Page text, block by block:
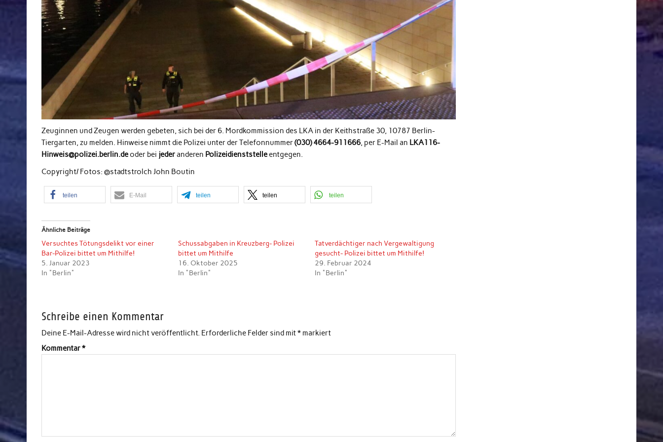
Zeuginnen und Zeugen werden gebeten, sich bei der 6. Mordkommission des LKA in der Keithstraße 30, 10787 Berlin-
Tiergarten, zu melden. Hinweise nimmt die Polizei unter der Telefonnummer(030) 4664-911666, per E-Mail an LKA116-
Hinweis@polizei.berlin.deoder bei jederanderen Polizeidienststelleentgegen.
Copyright/ Fotos: @stadtstrolch John Boutin
teilen E-Mail teilen teilen teilen
Ähnliche Beiträge
Versuchtes Tötungsdelikt vor einer
Bar-Polizei bittet um Mithilfe!
5. Januar 2023
In "Berlin"
Schussabgaben in Kreuzberg- Polizei
bittet um Mithilfe
16. Oktober 2025
In "Berlin"
Tatverdächtiger nach Vergewaltigung
gesucht- Polizei bittet um Mithilfe!
29. Februar 2024
In "Berlin"
Schreibe einen Kommentar
Deine E-Mail-Adresse wird nicht veröffentlicht. Erforderliche Felder sind mit* markiert
Kommentar*